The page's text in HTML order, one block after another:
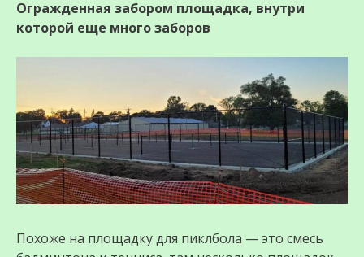
Огражденная забором площадка, внутри
которой еще много заборов
Похоже на площадку для пиклбола — это смесь